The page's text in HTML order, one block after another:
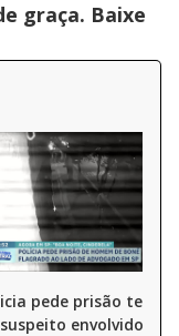
graça. Baixe
pede prisão
envolvido na